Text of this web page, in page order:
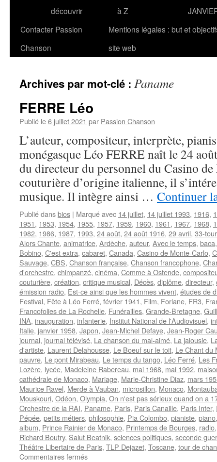
découvrir
à Z
Contacter Passion
Chanson
Mentions légales : but et
site web
Archives par mot-clé : Paname
FERRE Léo
Publié le6 juillet 2021 par Passion Chanson
L’auteur, compositeur, interprète,
monégasque Léo FERRE naît le 24
du directeur du personnel du Casino
couturière d’origine italienne, il
musique. Il intègre ainsi … Continuer
Publié dansbios | Marqué avec 14 juillet, 14 juillet 1993, 1916,
1951, 1953, 1954, 1955, 1957, 1959, 1960, 1961, 1967, 1968,
1982, 1986, 1987, 1993, 24 août, 24 août 1916, 29 avril, 33-
Alors Chante, animatrice, Ardèche, auteur, Avec le temps, baca
Bobino, C'est extra, cabaret, Canada, Casino de Monte-Carlo,
Sauvage, CBS, Chanson française, Chanson francophone,
d'orchestre, chimpanzé, cinéma, Comme à Ostende,
couturière, création, critique musical, Décès, diplôme, directeur,
émission radio, Est-ce ainsi que les hommes vivent, études de
Festival, Fête à Léo Ferré, février 1941, Film, Forlane, FR3,
Francofolies de La Rochelle, Funérailles, Grande-Bretagne,
INA, inauguration, infanterie, Institut National de l'Audiovisuel,
Italie, janvier 1958, Japon, Jean-Michel Defaye, Jean-Roger
journal, journal télévisé, La chanson du mal-aimé, La jalousie,
d'artiste, Laurent Delahousse, Le Boeuf sur le toit, Le Chant du
pauvre, Le pont Mirabeau, Le temps du tango, Léo Ferré, Les
Lozère, lycée, Madeleine Rabereau, mai 1968, mai 1992,
cathédrale de Monaco, Mariage, Marie-Christine Diaz, mars
Maurice Ravel, Merde à Vauban, microsillon, Monaco,
Mouskouri, Odéon, Olympia, On n'est pas sérieux quand on a
Orchestre de la RAI, Paname, Paris, Paris Canaille, Paris Inter,
Pépée, petits métiers, philosophie, Pia Colombo, pianiste, piano
album, Prince Rainier de Monaco, Printemps de Bourges, radio
Richard Boutry, Salut Beatnik, sciences politiques, seconde
Théâtre Libertaire de Paris, TLP Dejazet, Toscane, tour de
Commentaires ferméssur